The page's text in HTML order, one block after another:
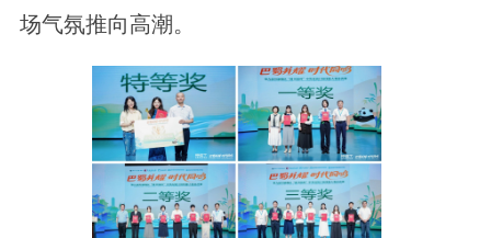
场气氛推向高潮。